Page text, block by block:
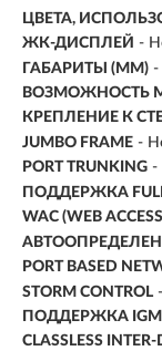
ЦВЕТА,
ЖК-ДИСПЛЕЙ -
ГАБАРИТЫ (ММ) -
ВОЗМОЖНОСТЬ
КРЕПЛЕНИЕ К
JUMBO FRAME -
PORT TRUNKING -
ПОДДЕРЖКА FULL
WAC (WEB
PORT BASED
STORM CONTROL
ПОДДЕРЖКА
CLASSLESS